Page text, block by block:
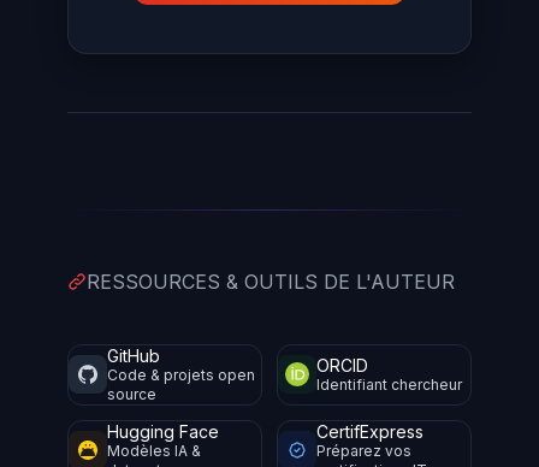
RESSOURCES & OUTILS DE L'AUTEUR
GitHub
Code & projets open
source
ORCID
Identifiant chercheur
Hugging Face
Modèles IA &
CertifExpress
Préparez vos